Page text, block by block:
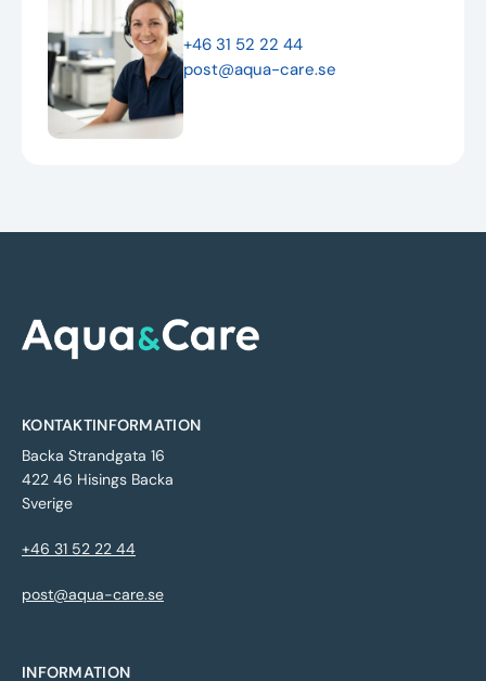
+46 31 52 22 44
post@aqua-care.se
KONTAKTINFORMATION
Backa Strandgata 16
422 46 Hisings Backa
Sverige
+46 31 52 22 44
post@aqua-care.se
INFORMATION